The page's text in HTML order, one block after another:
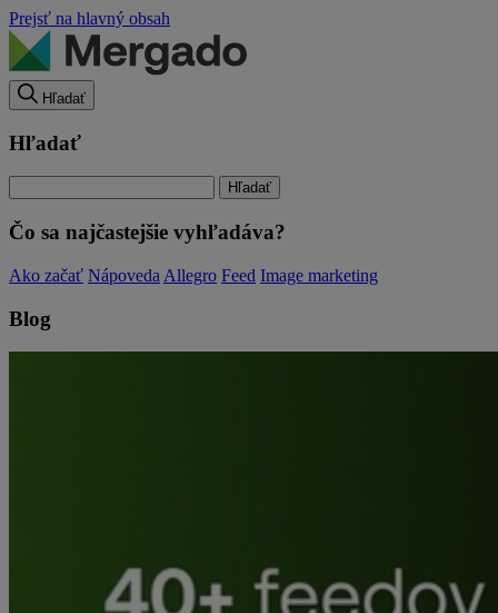
Prejsť na hlavný obsah
Hľadať
Hľadať
Čo sa najčastejšie vyhľadáva?
Ako začať Nápoveda Allegro Feed Image marketing
Blog